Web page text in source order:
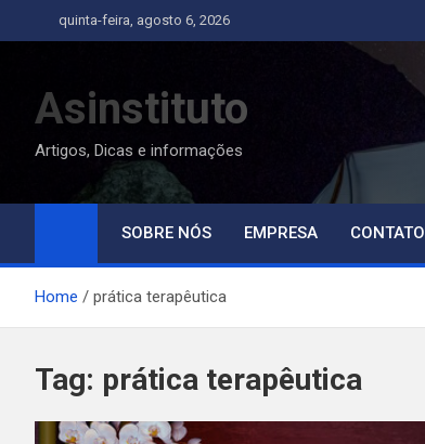
to
quinta-feira, agosto 6, 2026
Asinstituto
Artigos, Dicas e informações
SOBRE NÓS EMPRESA CONTATO
Home prática terapêutica
Tag: prática terapêutica